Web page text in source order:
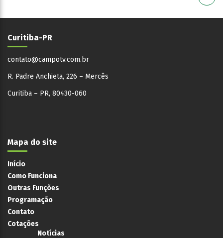
Curitiba-PR
contato@campotv.com.br
R. Padre Anchieta, 226 – Mercês
Curitiba – PR, 80430-060
Mapa do site
Início
Como Funciona
Outras Funções
Programação
Contato
Cotações
Notícias